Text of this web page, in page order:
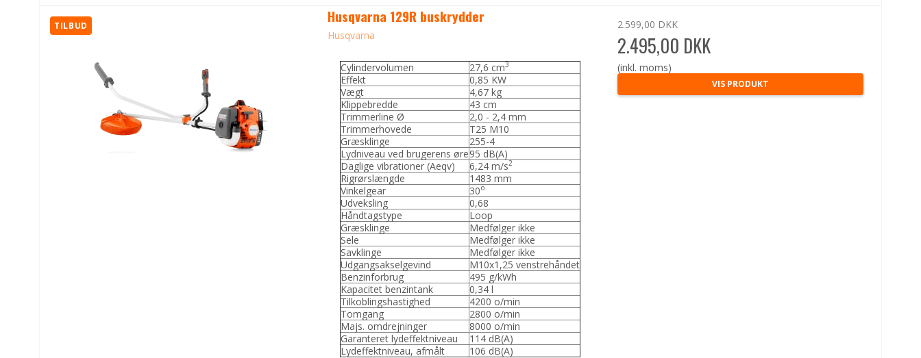
TILBUD Husqvarna 129R buskrydder
Husqvarna
Cylindervolumen 27,6 cm3
Effekt
0,85 KW
Vægt
4,67 kg
Klippebredde
43 cm
Trimmerline Ø
2,0 - 2,4 mm
Trimmerhovede
T25 M10
Græsklinge
255-4
Lydniveau ved brugerens øre95 dB(A)
Daglige vibrationer (Aeqv)
6,24 m/s2
Rigrørslængde
1483 mm
Vinkelgear
30o
Udveksling
0,68
Håndtagstype
Loop
Græsklinge
Medfølger ikke
Sele
Medfølger ikke
Savklinge
Medfølger ikke
Udgangsakselgevind
M10x1,25 venstrehåndet
Benzinforbrug
495 g/kWh
Kapacitet benzintank
0,34 l
Tilkoblingshastighed
4200 o/min
Tomgang
2800 o/min
Majs. omdrejninger
8000 o/min
Garanteret lydeffektniveau
114 dB(A)
Lydeffektniveau, afmålt
106 dB(A)
2.599,00 DKK
2.495,00 DKK
(inkl. moms)
VIS PRODUKT